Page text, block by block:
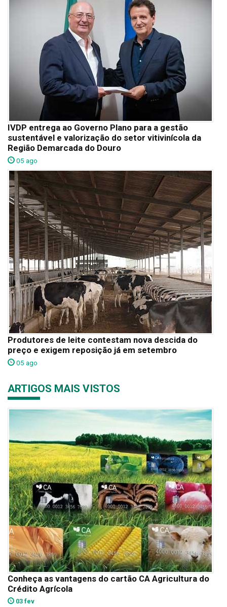
IVDP entrega ao Governo Plano para a gestão
sustentável e valorização do setor vitivinícola da
Região Demarcada do Douro
05 ago
Produtores de leite contestam nova descida do
preço e exigem reposição já em setembro
05 ago
ARTIGOS MAIS VISTOS
Conheça as vantagens do cartão CA Agricultura do
Crédito Agrícola
03 fev